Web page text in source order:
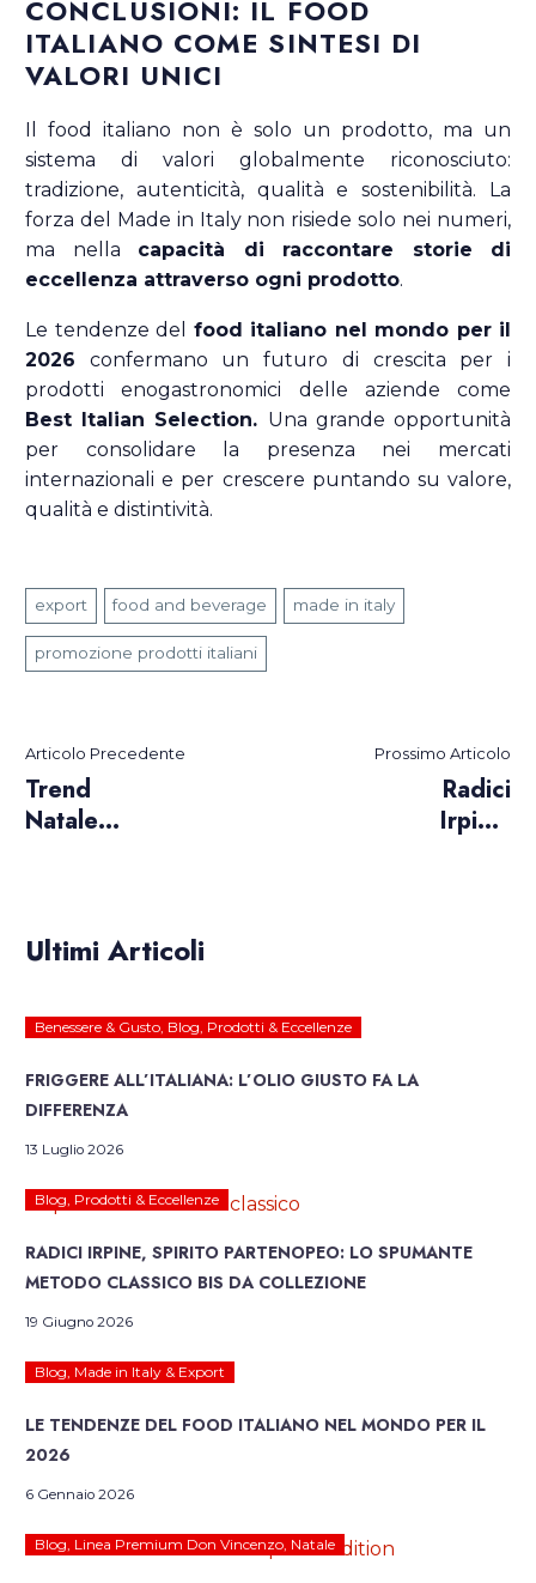
CONCLUSIONI: IL FOOD
ITALIANO COME SINTESI DI
VALORI UNICI
Il food italiano non è solo un prodotto, ma un
sistema di valori globalmente riconosciuto:
tradizione, autenticità, qualità e sostenibilità. La
forza del Made in Italy non risiede solo nei numeri,
ma nella capacità di raccontare storie di
eccellenza attraverso ogni prodotto.
Le tendenze del food italiano nel mondo per il
2026 confermano un futuro di crescita per i
prodotti enogastronomici delle aziende come
Best Italian Selection. Una grande opportunità
per consolidare la presenza nei mercati
internazionali e per crescere puntando su valore,
qualità e distintività.
export food and beverage made in italy
promozione prodotti italiani
Articolo Precedente
Trend
Natale
tradizione e
Prossimo Articolo
Radici
Irpine,
Collezione
Ultimi Articoli
Benessere & Gusto Blog Prodotti & Eccellenze
FRIGGERE ALL’ITALIANA: L’OLIO GIUSTO FA LA
DIFFERENZA
13 Luglio 2026
Blog Prodotti & Eccellenze
RADICI IRPINE, SPIRITO PARTENOPEO: LO SPUMANTE
METODO CLASSICO BIS DA COLLEZIONE
19 Giugno 2026
Blog Made in Italy & Export
LE TENDENZE DEL FOOD ITALIANO NEL MONDO PER IL
2026
6 Gennaio 2026
Blog Linea Premium Don Vincenzo Natale